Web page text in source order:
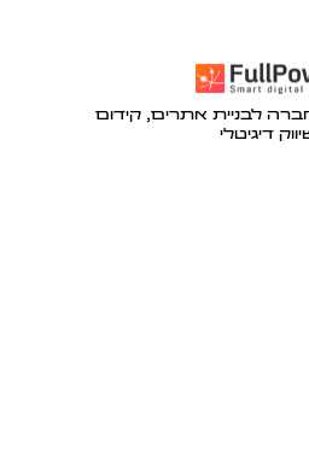
לבניית אתרים, קידום
דיגיטלי